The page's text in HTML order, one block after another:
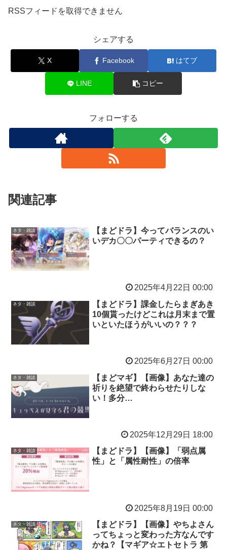
RSSフィードを取得できません
シェアする
X Facebook はてブ
LINE コピー
フォローする
関連記事
ネタ・雑談
【まどドラ】今ってバランスのい
いデカ〇〇パーティできるの？
2025年4月22日 00:00
ネタ・雑談
【まどドラ】課金したらまぎあき
10個貰ったけどこれは月末まで置
いといたほうがいいの？？？
2025年6月27日 00:00
ネタ・雑談
【まどマギ】【画像】あなた達の
祈りを絶望で終わらせたりしな
い！多分…
2025年12月29日 18:00
ネタ・雑談
【まどドラ】【画像】「弱点属
性」と「属性耐性」の倍率
2025年8月19日 00:00
ネタ・雑談
【まどドラ】【画像】やちよさん
ってちょっと変わった方なんです
かね？【マギア☆エトセトラ 第